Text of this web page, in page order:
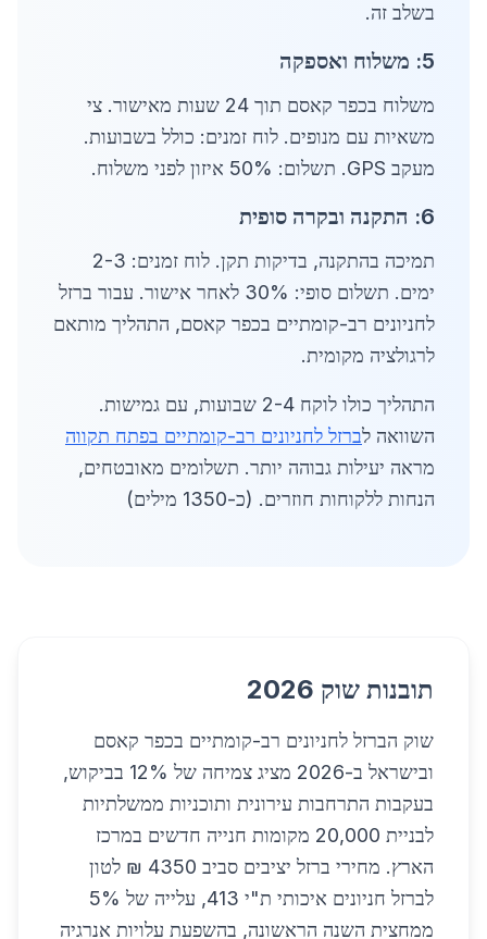
בשלב זה.
5: משלוח ואספקה
משלוח בכפר קאסם תוך 24 שעות מאישור. צי
משאיות עם מנופים. לוח זמנים: כולל בשבועות.
מעקב GPS. תשלום: 50% איזון לפני משלוח.
6: התקנה ובקרה סופית
תמיכה בהתקנה, בדיקות תקן. לוח זמנים: 2-3
ימים. תשלום סופי: 30% לאחר אישור. עבור ברזל
לחניונים רב-קומתיים בכפר קאסם, התהליך מותאם
לרגולציה מקומית.
התהליך כולו לוקח 2-4 שבועות, עם גמישות.
השוואה לברזל לחניונים רב-קומתיים בפתח תקווה
מראה יעילות גבוהה יותר. תשלומים מאובטחים,
הנחות ללקוחות חוזרים. (כ-1350 מילים)
תובנות שוק 2026
שוק הברזל לחניונים רב-קומתיים בכפר קאסם
ובישראל ב-2026 מציג צמיחה של 12% בביקוש,
בעקבות התרחבות עירונית ותוכניות ממשלתיות
לבניית 20,000 מקומות חנייה חדשים במרכז
הארץ. מחירי ברזל יציבים סביב 4350 ₪ לטון
לברזל חניונים איכותי ת"י 413, עלייה של 5%
ממחצית השנה הראשונה, בהשפעת עלויות אנרגיה